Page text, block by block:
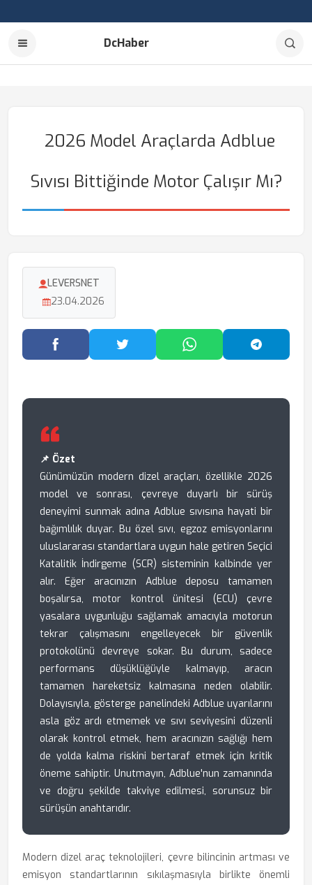
DcHaber
2026 Model Araçlarda Adblue
Sıvısı Bittiğinde Motor Çalışır Mı?
LEVERSNET
23.04.2026
Facebook'ta PaylaşTwitter'da PaylaşWhatsApp'ta Paylaş
📌 Özet
Günümüzün modern dizel araçları, özellikle 2026
model ve sonrası, çevreye duyarlı bir sürüş
deneyimi sunmak adına Adblue sıvısına hayati bir
bağımlılık duyar. Bu özel sıvı, egzoz emisyonlarını
uluslararası standartlara uygun hale getiren Seçici
Katalitik İndirgeme (SCR) sisteminin kalbinde yer
alır. Eğer aracınızın Adblue deposu tamamen
boşalırsa, motor kontrol ünitesi (ECU) çevre
yasalara uygunluğu sağlamak amacıyla motorun
tekrar çalışmasını engelleyecek bir güvenlik
protokolünü devreye sokar. Bu durum, sadece
performans düşüklüğüyle kalmayıp, aracın
tamamen hareketsiz kalmasına neden olabilir.
Dolayısıyla, gösterge panelindeki Adblue uyarılarını
asla göz ardı etmemek ve sıvı seviyesini düzenli
olarak kontrol etmek, hem aracınızın sağlığı hem
de yolda kalma riskini bertaraf etmek için kritik
öneme sahiptir. Unutmayın, Adblue'nun zamanında
ve doğru şekilde takviye edilmesi, sorunsuz bir
sürüşün anahtarıdır.
Modern dizel araç teknolojileri, çevre bilincinin artması ve
emisyon standartlarının sıkılaşmasıyla birlikte önemli